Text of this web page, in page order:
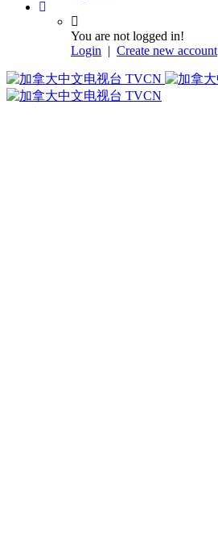
You are not logged in!
Login | Create new account